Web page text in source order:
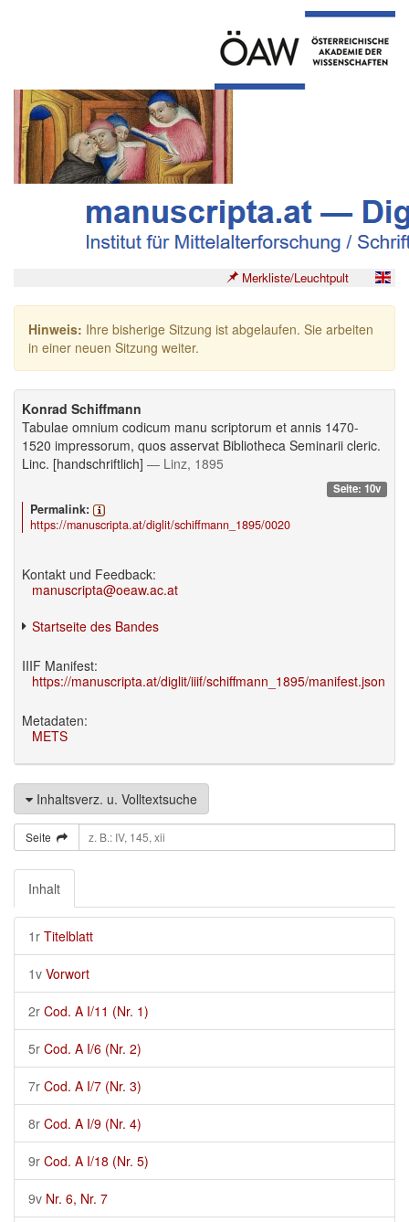
Merkliste/Leuchtpult
Hinweis: Ihre bisherige Sitzung ist abgelaufen. Sie arbeiten
in einer neuen Sitzung weiter.
Konrad Schiffmann
Tabulae omnium codicum manu scriptorum et annis 1470-
1520 impressorum, quos asservat Bibliotheca Seminarii cleric.
Linc. [handschriftlich] — Linz, 1895
Seite: 10v
Permalink:
https://manuscripta.at/diglit/schiffmann_1895/0020
Kontakt und Feedback:
manuscripta@oeaw.ac.at
Startseite des Bandes
IIIF Manifest:
https://manuscripta.at/diglit/iiif/schiffmann_1895/manifest.json
Metadaten:
METS
Inhaltsverz. u. Volltextsuche
Seite
Inhalt
1r Titelblatt
1v Vorwort
2r Cod. A I/11 (Nr. 1)
5r Cod. A I/6 (Nr. 2)
7r Cod. A I/7 (Nr. 3)
8r Cod. A I/9 (Nr. 4)
9r Cod. A I/18 (Nr. 5)
9v Nr. 6, Nr. 7